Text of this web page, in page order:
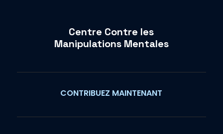
Centre Contre les
Manipulations Mentales
CONTRIBUEZ MAINTENANT